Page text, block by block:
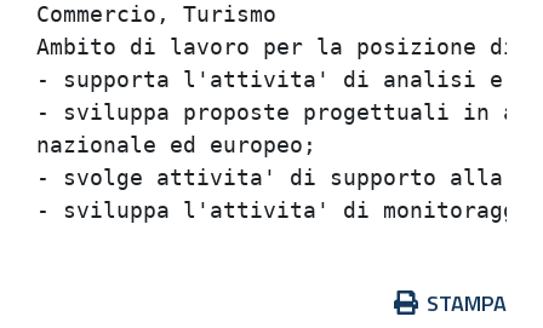
Commercio, Turismo
Ambito di lavoro per la posizione
- supporta l'attivita' di analisi e
- sviluppa proposte progettuali in
nazionale ed europeo;
- svolge attivita' di supporto alla
STAMPA